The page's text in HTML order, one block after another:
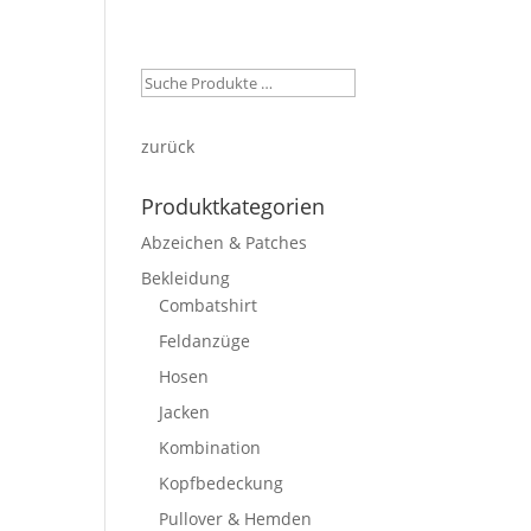
zurück
Produktkategorien
Abzeichen & Patches
Bekleidung
Combatshirt
Feldanzüge
Hosen
Jacken
Kombination
Kopfbedeckung
Pullover & Hemden